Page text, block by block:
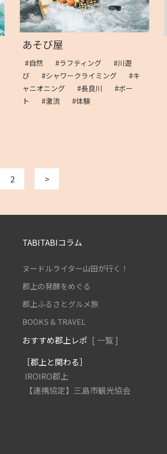
あそび屋
#自然 #ラフティング
#川遊
び
#シャワークライミング
#キ
ャニオニング
#長良川
#ボー
ト
#激流 #体験
2 >
TABITABIコラム
ヌードルライター山田が行く！
郡上の発酵をめぐる
郡上ふるさとグルメ旅
BOOKS & TRAVEL
おすすめ郡上レポ [ 一覧 ]
［郡上と関わる］
IROIRO郡上
【連携協定】三島市観光協会